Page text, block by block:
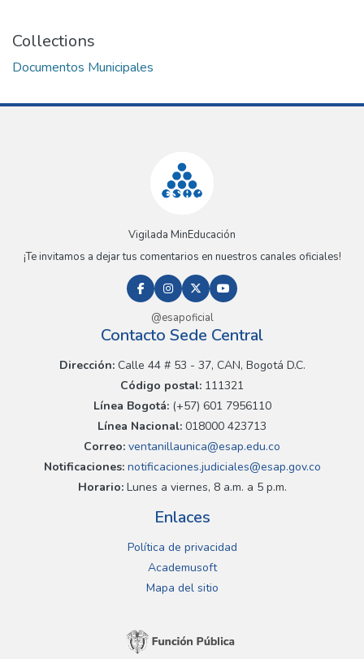
Collections
Documentos Municipales
Vigilada MinEducación
¡Te invitamos a dejar tus comentarios en nuestros canales oficiales!
@esapoficial
Contacto Sede Central
Dirección:Calle 44 # 53 - 37, CAN, Bogotá D.C.
Código postal: 111321
Línea Bogotá:(+57) 601 7956110
Línea Nacional: 018000 423713
Correo: ventanillaunica@esap.edu.co
Notificaciones:notificaciones.judiciales@esap.gov.co
Horario:Lunes a viernes, 8 a.m. a 5 p.m.
Enlaces
Política de privacidad
Academusoft
Mapa del sitio